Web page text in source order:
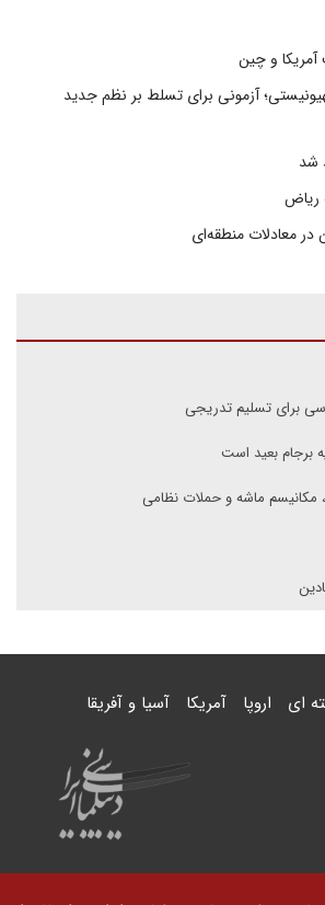
آمریکا و چین
آزمونی برای تسلط بر نظم جدید
شد
ریاض
در معادلات منطقه‌ای
برای تسلیم تدریجی
برجام بعید است
مکانیسم ماشه و حملات نظامی
ای اروپا آمریکا آسیا و آفریقا